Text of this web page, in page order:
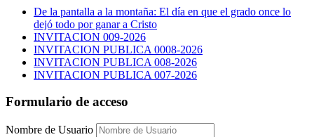
De la pantalla a la montaña: El día en que el grado once lo
dejó todo por ganar a Cristo
INVITACION 009-2026
INVITACION PUBLICA 0008-2026
INVITACION PUBLICA 008-2026
INVITACION PUBLICA 007-2026
Formulario de acceso
Nombre de Usuario